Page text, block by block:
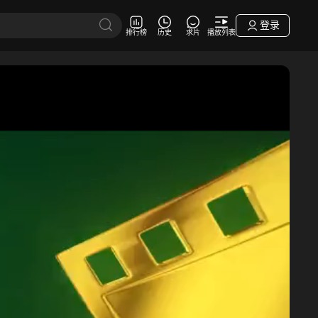
排行榜 历史 求片 播放列表
登录